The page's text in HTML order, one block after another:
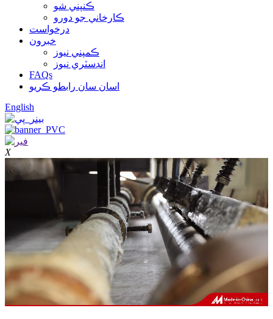
ڪنپني شو
ڪارخاني جو دورو
درخواست
خبرون
ڪمپني نيوز
انڊسٽري نيوز
FAQs
اسان سان رابطو ڪريو
English
X